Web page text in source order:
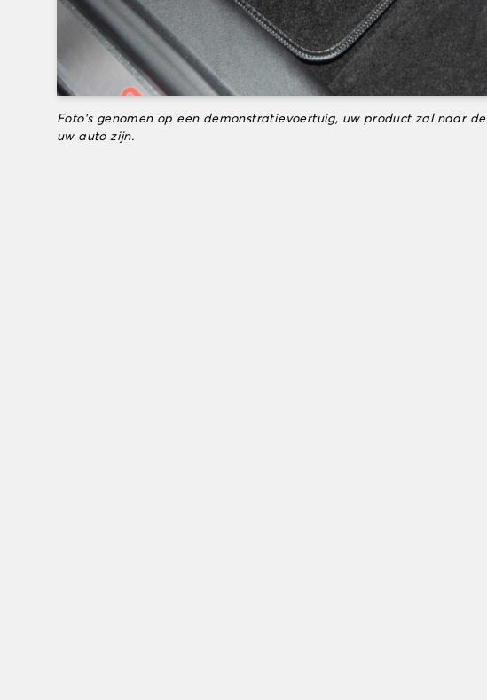
Foto's genomen op een demonstratievoertuig, uw product zal naar
uw auto zijn.